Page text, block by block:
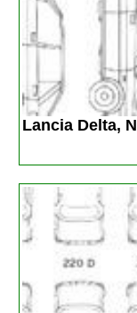
Lancia Delta,